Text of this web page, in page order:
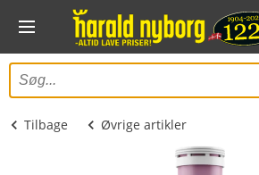
Tilbage Øvrige artikler